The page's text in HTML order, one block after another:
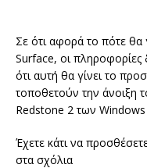
Σε ότι αφορά το πότε θα
Surface, οι πληροφορίες
ότι αυτή θα γίνει το
τοποθετούν την άνοιξη
Redstone 2 των Windows
Έχετε κάτι να
στα σχόλια